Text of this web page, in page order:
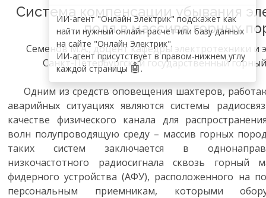
ИИ-агент "Онлайн Электрик" подскажет как
найти нужный онлайн расчет или базу данных
на сайте "Онлайн Электрик".
ИИ-агент присутствует в правом-нижнем углу
каждой страницы🤖.
Система компенсации убывания
поля в массиве горных
Семенов М.А., доцент кафедры электротехники и
Санкт-Петербургский государственный
Одним из средств оповещения шахтеров,
аварийных ситуациях являются системы
качестве физического канала для
волн полупроводящую среду – массив горных
таких систем заключается в
низкочастотного радиосигнала сквозь горный
фидерного устройства (АФУ), расположенного на
персональным приемникам, которыми